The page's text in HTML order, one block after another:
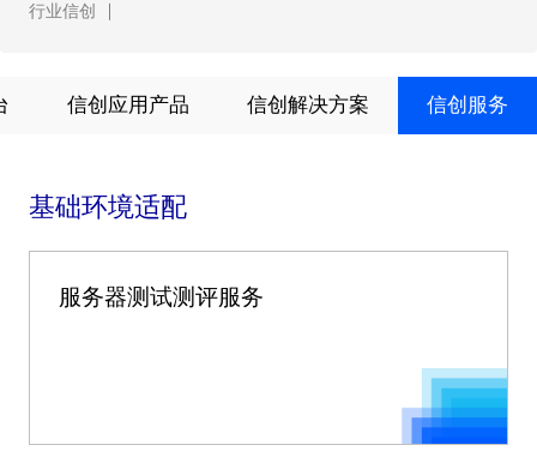
行业信创
信创应用产品 信创解决方案 信创服务
基础环境适配
服务器测试测评服务